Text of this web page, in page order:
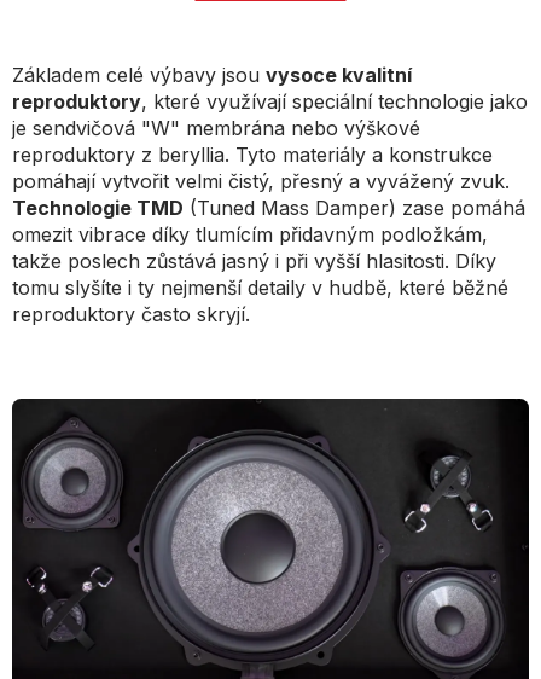
Základem celé výbavy jsou vysoce kvalitní
reproduktory, které využívají speciální technologie jako
je sendvičová "W" membrána nebo výškové
reproduktory z beryllia. Tyto materiály a konstrukce
pomáhají vytvořit velmi čistý, přesný a vyvážený zvuk.
Technologie TMD (Tuned Mass Damper) zase pomáhá
omezit vibrace díky tlumícím přidavným podložkám,
takže poslech zůstává jasný i při vyšší hlasitosti. Díky
tomu slyšíte i ty nejmenší detaily v hudbě, které běžné
reproduktory často skryjí.